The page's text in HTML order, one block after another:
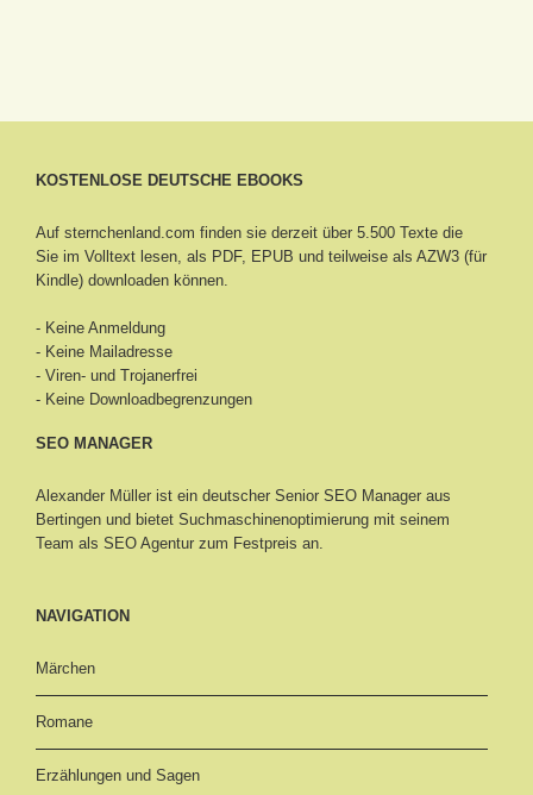
KOSTENLOSE DEUTSCHE EBOOKS
Auf sternchenland.com finden sie derzeit über 5.500 Texte die
Sie im Volltext lesen, als PDF, EPUB und teilweise als AZW3 (für
Kindle) downloaden können.
- Keine Anmeldung
- Keine Mailadresse
- Viren- und Trojanerfrei
- Keine Downloadbegrenzungen
SEO MANAGER
Alexander Müller ist ein deutscher Senior SEO Manager aus
Bertingen und bietet Suchmaschinenoptimierung mit seinem
Team als SEO Agentur zum Festpreis an.
NAVIGATION
Märchen
Romane
Erzählungen und Sagen